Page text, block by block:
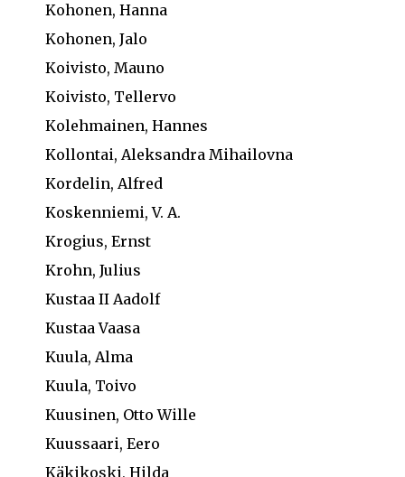
Kohonen, Hanna
Kohonen, Jalo
Koivisto, Mauno
Koivisto, Tellervo
Kolehmainen, Hannes
Kollontai, Aleksandra Mihailovna
Kordelin, Alfred
Koskenniemi, V. A.
Krogius, Ernst
Krohn, Julius
Kustaa II Aadolf
Kustaa Vaasa
Kuula, Alma
Kuula, Toivo
Kuusinen, Otto Wille
Kuussaari, Eero
Käkikoski, Hilda